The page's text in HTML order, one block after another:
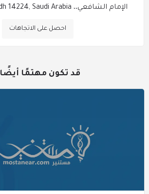
الإمام الشافعي،، As Salam, Riyadh 14224, Saudi Arabia
احصل على الاتجاهات
قد تكون مهتمًا أيضًا